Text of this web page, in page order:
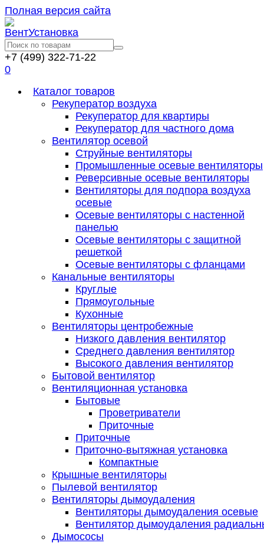
Полная версия сайта
+7 (499) 322-71-22
0
Каталог товаров
Рекуператор воздуха
Рекуператор для квартиры
Рекуператор для частного дома
Вентилятор осевой
Струйные вентиляторы
Промышленные осевые вентиляторы
Реверсивные осевые вентиляторы
Вентиляторы для подпора воздуха
осевые
Осевые вентиляторы с настенной
панелью
Осевые вентиляторы с защитной
решеткой
Осевые вентиляторы с фланцами
Канальные вентиляторы
Круглые
Прямоугольные
Кухонные
Вентиляторы центробежные
Низкого давления вентилятор
Среднего давления вентилятор
Высокого давления вентилятор
Бытовой вентилятор
Вентиляционная установка
Бытовые
Проветриватели
Приточные
Приточные
Приточно-вытяжная установка
Компактные
Крышные вентиляторы
Пылевой вентилятор
Вентиляторы дымоудаления
Вентиляторы дымоудаления осевые
Вентилятор дымоудаления
Дымососы